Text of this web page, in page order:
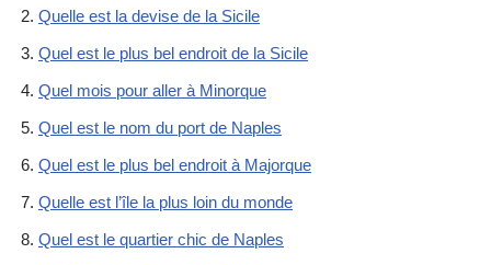
Quelle est la devise de la Sicile
Quel est le plus bel endroit de la Sicile
Quel mois pour aller à Minorque
Quel est le nom du port de Naples
Quel est le plus bel endroit à Majorque
Quelle est l’île la plus loin du monde
Quel est le quartier chic de Naples